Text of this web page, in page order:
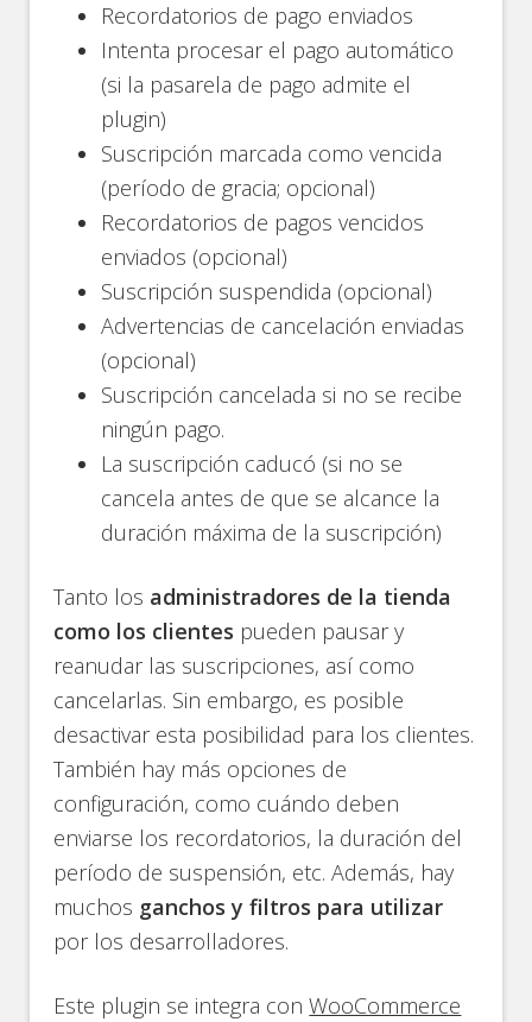
Recordatorios de pago enviados
Intenta procesar el pago automático
(si la pasarela de pago admite el
plugin)
Suscripción marcada como vencida
(período de gracia; opcional)
Recordatorios de pagos vencidos
enviados (opcional)
Suscripción suspendida (opcional)
Advertencias de cancelación enviadas
(opcional)
Suscripción cancelada si no se recibe
ningún pago.
La suscripción caducó (si no se
cancela antes de que se alcance la
duración máxima de la suscripción)
Tanto los administradores de la tienda
como los clientes pueden pausar y
reanudar las suscripciones, así como
cancelarlas. Sin embargo, es posible
desactivar esta posibilidad para los clientes.
También hay más opciones de
configuración, como cuándo deben
enviarse los recordatorios, la duración del
período de suspensión, etc. Además, hay
muchos ganchos y filtros para utilizar
por los desarrolladores.
Este plugin se integra conWooCommerce